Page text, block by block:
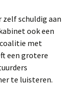
zelf schuldig aan
ook een
coalitie met
een grotere
te luisteren.